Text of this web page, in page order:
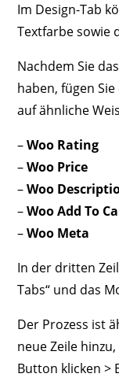
Im Design-Tab
Textfarbe sowie
Nachdem Sie
haben, fügen
auf ähnliche
–Woo Rating
–Woo Price
–Woo
–Woo Add To
–Woo Meta
In der dritten
Tabs“ und das
Der Prozess ist
neue Zeile
Button klicken >